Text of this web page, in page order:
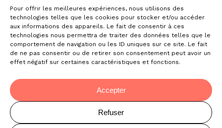
Pour offrir les meilleures expériences, nous utilisons des
technologies telles que les cookies pour stocker et/ou accéder
aux informations des appareils. Le fait de consentir à ces
technologies nous permettra de traiter des données telles que le
comportement de navigation ou les ID uniques sur ce site. Le fait
de ne pas consentir ou de retirer son consentement peut avoir un
effet négatif sur certaines caractéristiques et fonctions.
Accepter
Refuser
Maquillage
Parfums
Nous trouver
& nous contacter
2 place de la Liberté
31470 Saint-Lys
06 52 05 69 65
© Copyright Chris Class' Chic & Charm'